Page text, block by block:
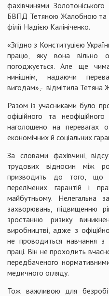
фахівчинями
БВПД Тетяною Жалобною та
філії Надією Калініченко.
«Згідно з Конституцією
працю, яку вона вільно
погоджується. Але ще
нинішнім, надаючи
вигодам»,- відмітила Тетяна
Разом із учасниками було
офіційного та
наголошено на перевагах
економічних й соціальних
За словами фахівчині,
трудових відносин між
призводить до того, що
перелічених гарантій і
майбутньому. Нелегальна
захворювань, підвищенню
зростанню ризику
виробництві, адже з
не проводиться навчання з
праці. Він не проходить
передбаченого
медичного огляду.
Тож важливою для